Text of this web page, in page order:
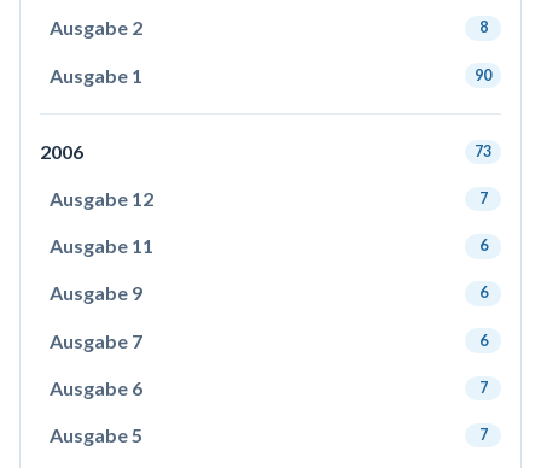
Ausgabe 2 8
Ausgabe 1 90
2006 73
Ausgabe 12 7
Ausgabe 11 6
Ausgabe 9 6
Ausgabe 7 6
Ausgabe 6 7
Ausgabe 5 7